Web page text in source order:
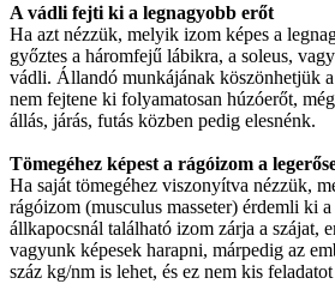
A vádli fejti ki a legnagyobb erőt
Ha azt nézzük, melyik izom képes a
győztes a háromfejű lábikra, a soleus,
vádli. Állandó munkájának köszönhetjük
nem fejtene ki folyamatosan húzóerőt,
állás, járás, futás közben pedig elesnénk.
Tömegéhez képest a rágóizom a
Ha saját tömegéhez viszonyítva nézzük,
rágóizom (musculus masseter) érdemli ki
állkapocsnál található izom zárja a szájat,
vagyunk képesek harapni, márpedig az
száz kg/nm is lehet, és ez nem kis